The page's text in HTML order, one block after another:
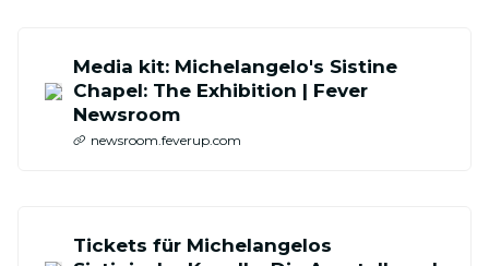
Media kit: Michelangelo's Sistine
Chapel: The Exhibition | Fever
Newsroom
newsroom.feverup.com
Tickets für Michelangelos